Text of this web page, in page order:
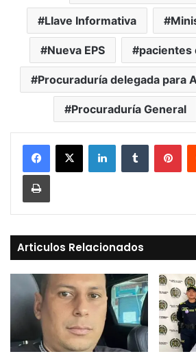
Llave Informativa
Nueva EPS pacientes
Procuraduría delegada para
Procuraduría General
LinkedInTumblr
Print
Articulos Relacionados